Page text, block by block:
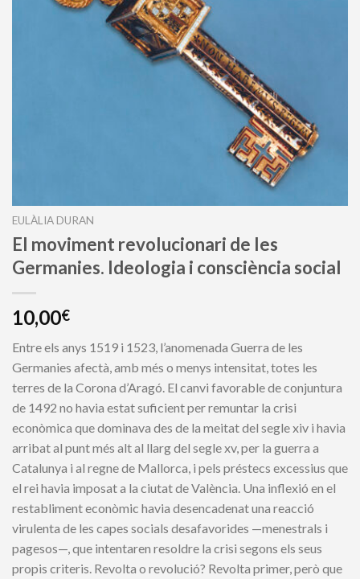
EULÀLIA DURAN
El moviment revolucionari de les
Germanies. Ideologia i consciència social
10,00€
Entre els anys 1519 i 1523, l’anomenada Guerra de les
Germanies afectà, amb més o menys intensitat, totes les
terres de la Corona d’Aragó. El canvi favorable de conjuntura
de 1492 no havia estat suficient per remuntar la crisi
econòmica que dominava des de la meitat del segle xiv i havia
arribat al punt més alt al llarg del segle xv, per la guerra a
Catalunya i al regne de Mallorca, i pels préstecs excessius que
el rei havia imposat a la ciutat de València. Una inflexió en el
restabliment econòmic havia desencadenat una reacció
virulenta de les capes socials desafavorides —menestrals i
pagesos—, que intentaren resoldre la crisi segons els seus
propis criteris. Revolta o revolució? Revolta primer, però que